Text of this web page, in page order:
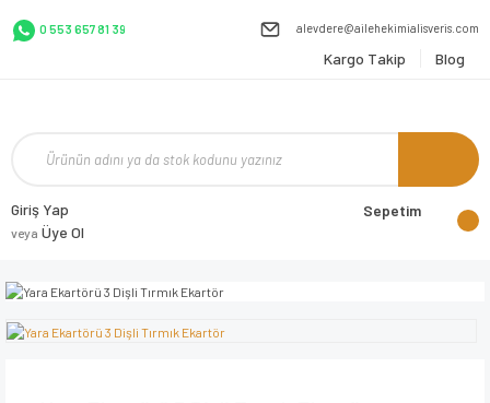
0 553 657 81 39 alevdere@ailehekimialisveris.com
Kargo Takip Blog
Giriş Yap
veya Üye Ol
Sepetim